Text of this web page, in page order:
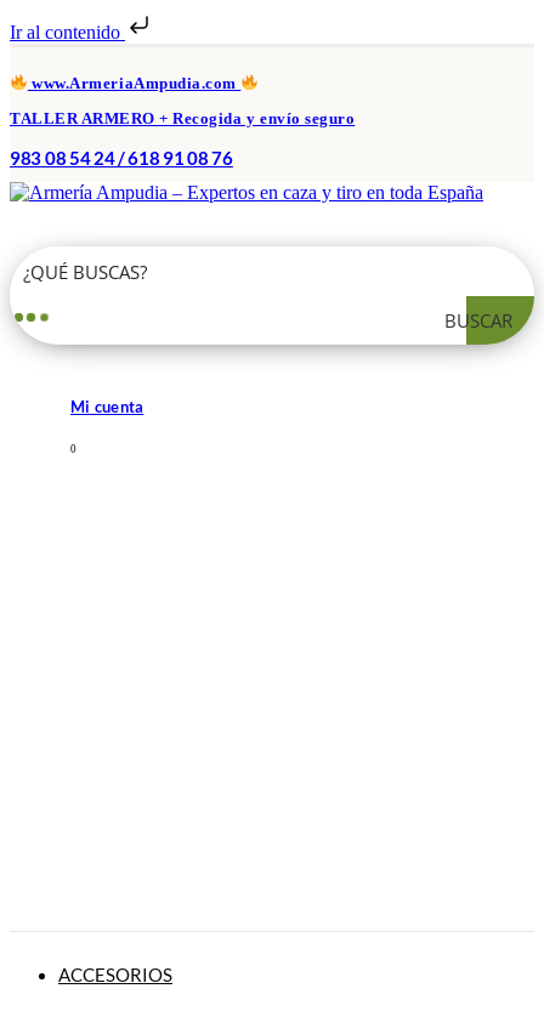
Ir al contenido
www.ArmeriaAmpudia.com
TALLER ARMERO + Recogida y envío seguro
983 08 54 24 / 618 91 08 76
BUSCAR
Mi cuenta
0
ACCESORIOS